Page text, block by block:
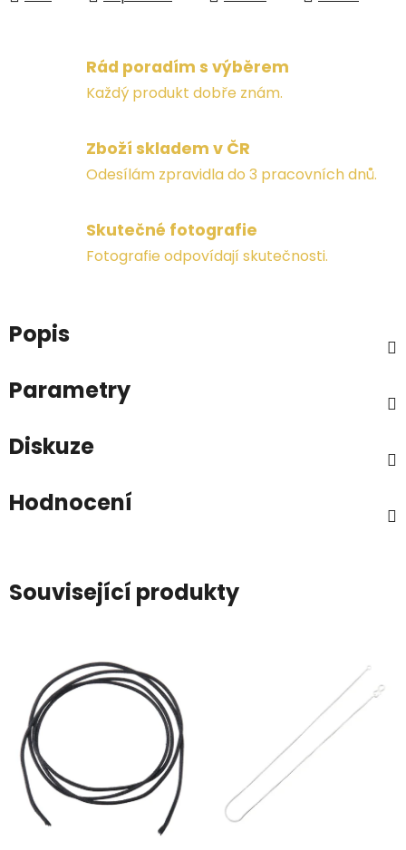
Rád poradím s výběrem
Každý produkt dobře znám.
Zboží skladem v ČR
Odesílám zpravidla do 3 pracovních dnů.
Skutečné fotografie
Fotografie odpovídají skutečnosti.
Popis
Parametry
Diskuze
Hodnocení
Související produkty